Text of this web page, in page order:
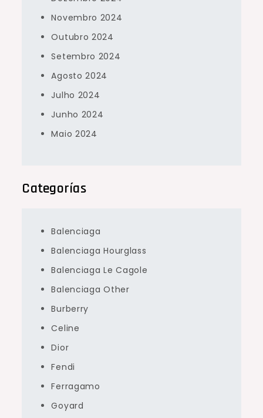
Novembro 2024
Outubro 2024
Setembro 2024
Agosto 2024
Julho 2024
Junho 2024
Maio 2024
Categorías
Balenciaga
Balenciaga Hourglass
Balenciaga Le Cagole
Balenciaga Other
Burberry
Celine
Dior
Fendi
Ferragamo
Goyard